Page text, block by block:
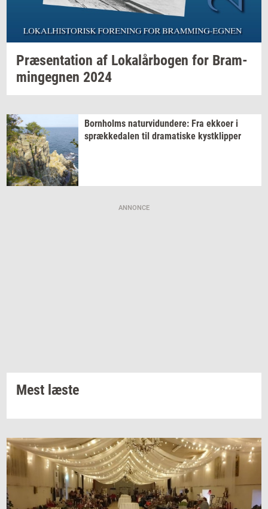
Præ­sen­ta­tion af Lo­kalår­bo­gen for Bram­
m­in­geg­nen 2024
Born­holms na­tur­vi­dun­de­re: Fra ek­ko­er i
spræk­ke­da­len til dra­ma­ti­ske kyst­klip­per
ANNONCE
Mest læste